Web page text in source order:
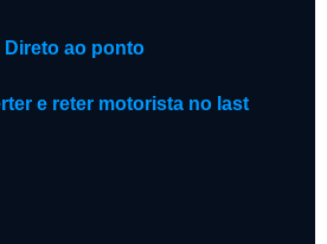
Direto ao ponto
e reter motorista no last